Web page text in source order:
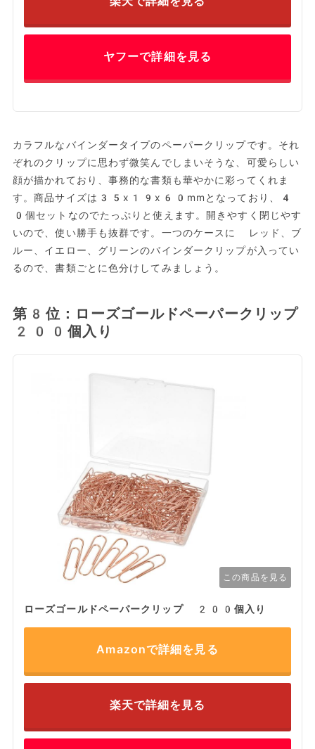
ヤフーで詳細を見る
カラフルなバインダータイプのペーパークリップです。それ
ぞれのクリップに思わず微笑んでしまいそうな、可愛らしい
顔が描かれており、事務的な書類も華やかに彩ってくれま
す。商品サイズは35x19x60mmとなっており、4
0個セットなのでたっぷりと使えます。開きやすく閉じやす
いので、使い勝手も抜群です。一つのケースに レッド、ブ
ルー、イエロー、グリーンのバインダークリップが入ってい
るので、書類ごとに色分けしてみましょう。
第8位：ローズゴールドペーパークリップ
200個入り
この商品を見る
ローズゴールドペーパークリップ 200個入り
Amazonで詳細を見る
楽天で詳細を見る